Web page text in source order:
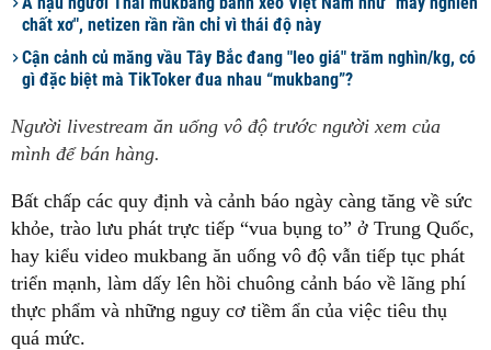
chất xơ", netizen rần rần chỉ vì thái độ này
Cận cảnh củ măng vầu Tây Bắc đang "leo giá" trăm nghìn/kg, có
gì đặc biệt mà TikToker đua nhau “mukbang”?
Người livestream ăn uống vô độ trước người xem của
mình để bán hàng.
Bất chấp các quy định và cảnh báo ngày càng tăng về sức
khỏe, trào lưu phát trực tiếp “vua bụng to” ở Trung Quốc,
hay kiểu video mukbang ăn uống vô độ vẫn tiếp tục phát
triển mạnh, làm dấy lên hồi chuông cảnh báo về lãng phí
thực phẩm và những nguy cơ tiềm ẩn của việc tiêu thụ
quá mức.